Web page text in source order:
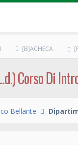
[B]ACHECA
Corso Di
Bellante